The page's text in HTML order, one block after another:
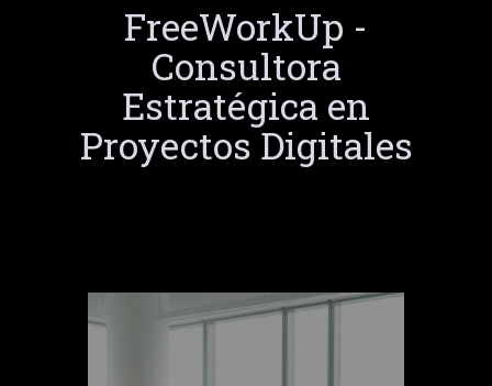
FreeWorkUp -
Consultora
Estratégica en
Proyectos Digitales